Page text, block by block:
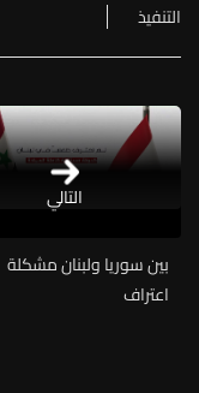
التنفيذ
التالي
بين سوريا ولبنان مشكلة
اعتراف